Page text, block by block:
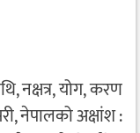
नक्षत्र, योग, करण
नेपालको अक्षांश :